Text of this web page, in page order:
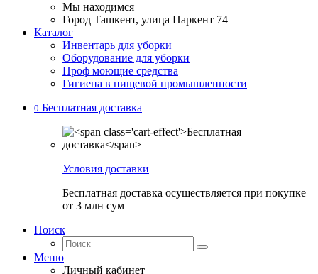
Мы находимся
Город Ташкент, улица Паркент 74
Каталог
Инвентарь для уборки
Оборудование для уборки
Проф моющие средства
Гигиена в пищевой промышленности
0 Бесплатная доставка
Условия доставки
Бесплатная доставка осуществляется при покупке
от 3 млн сум
Поиск
Меню
Личный кабинет